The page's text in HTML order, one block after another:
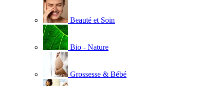
Beauté et Soin
Bio - Nature
Grossesse & Bébé